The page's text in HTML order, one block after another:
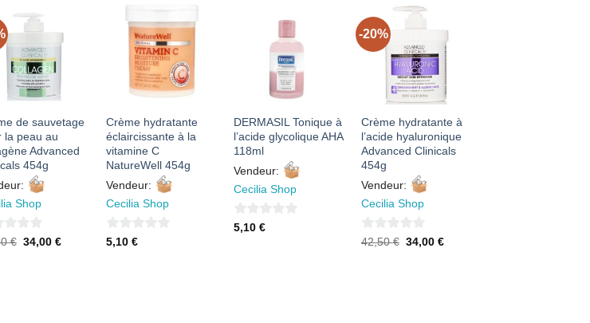
À MES
FAVORIS
de sauvetage
la peau au
Advanced
454g
Shop
€ Le
34,00€Le
AJOUTER
À MES
FAVORIS
Crème hydratante
éclaircissante à la
vitamine C
NatureWell 454g
Vendeur:
Cecilia Shop
0
5,10 €
AJOUTER
À MES
FAVORIS
DERMASIL Tonique à
l’acide glycolique AHA
118ml
Vendeur:
Cecilia Shop
0
5,10 €
-20%
À MES
FAVORIS
Crème hydratante à
l’acide hyaluronique
Advanced Clinicals
454g
Vendeur:
Cecilia Shop
0
42,50€ Le
34,00€Le